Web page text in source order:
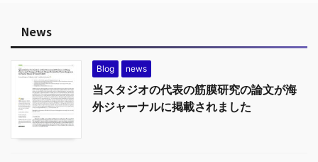
News
Blog news
当スタジオの代表の筋膜研究の論文が海
外ジャーナルに掲載されました